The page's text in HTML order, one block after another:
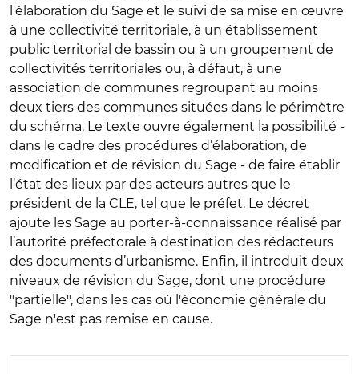
l'élaboration du Sage et le suivi de sa mise en œuvre
à une collectivité territoriale, à un établissement
public territorial de bassin ou à un groupement de
collectivités territoriales ou, à défaut, à une
association de communes regroupant au moins
deux tiers des communes situées dans le périmètre
du schéma. Le texte ouvre également la possibilité -
dans le cadre des procédures d’élaboration, de
modification et de révision du Sage - de faire établir
l’état des lieux par des acteurs autres que le
président de la CLE, tel que le préfet. Le décret
ajoute les Sage au porter-à-connaissance réalisé par
l’autorité préfectorale à destination des rédacteurs
des documents d’urbanisme. Enfin, il introduit deux
niveaux de révision du Sage, dont une procédure
"partielle", dans les cas où l'économie générale du
Sage n'est pas remise en cause.